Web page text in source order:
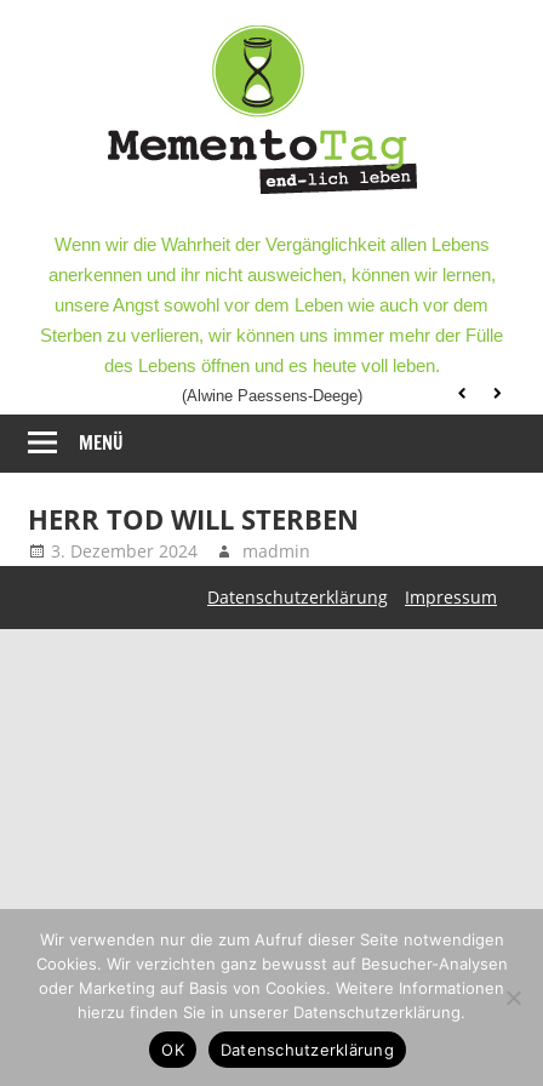
leben
end-
lich
leben
Wenn wir die Wahrheit der Vergänglichkeit allen Lebens
anerkennen und ihr nicht ausweichen, können wir lernen,
unsere Angst sowohl vor dem Leben wie auch vor dem
Sterben zu verlieren, wir können uns immer mehr der Fülle
des Lebens öffnen und es heute voll leben.
(Alwine Paessens-Deege)
MENÜ
HERR TOD WILL STERBEN
3. Dezember 2024
madmin
Datenschutzerklärung
Impressum
Wir verwenden nur die zum Aufruf dieser Seite notwendigen
Cookies. Wir verzichten ganz bewusst auf Besucher-Analysen
oder Marketing auf Basis von Cookies. Weitere Informationen
hierzu finden Sie in unserer Datenschutzerklärung.
OK
Datenschutzerklärung